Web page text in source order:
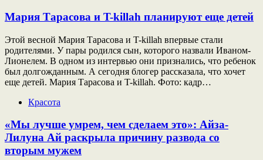
Мария Тарасова и T-killah планируют еще детей
Этой весной Мария Тарасова и T-killah впервые стали
родителями. У пары родился сын, которого назвали Иваном-
Лионелем. В одном из интервью они признались, что ребенок
был долгожданным. А сегодня блогер рассказала, что хочет
еще детей. Мария Тарасова и T-killah. Фото: кадр…
Красота
«Мы лучше умрем, чем сделаем это»: Айза-
Лилуна Ай раскрыла причину развода со
вторым мужем